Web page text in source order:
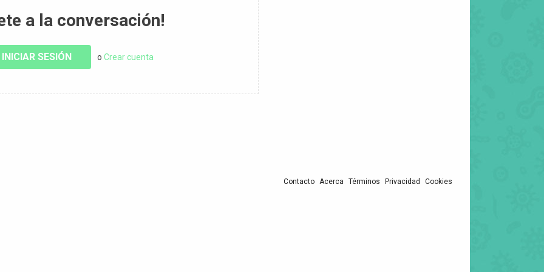
a la conversación!
INICIAR SESIÓN o Crear cuenta
Contacto Acerca Términos Privacidad Cookies